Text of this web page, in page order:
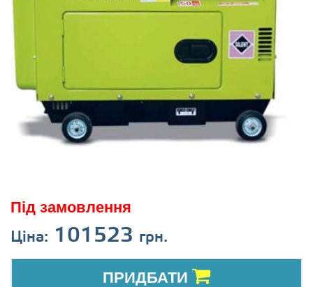
Під замовлення
Ціна: 101523 грн.
ПРИДБАТИ